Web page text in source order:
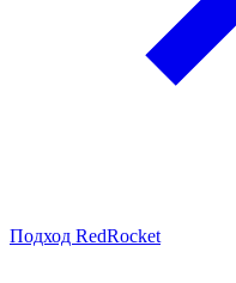
Подход RedRocket